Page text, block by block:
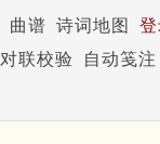
曲谱 诗词地图
对联校验
自动笺注